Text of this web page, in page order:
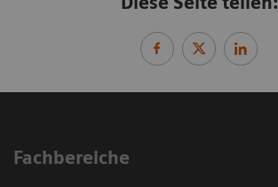
Fachbereiche